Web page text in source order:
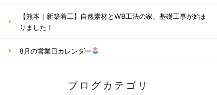
【熊本｜新築着工】自然素材とWB工法の家、基礎工事が始ま
りました！
8月の営業日カレンダー
ブログカテゴリ